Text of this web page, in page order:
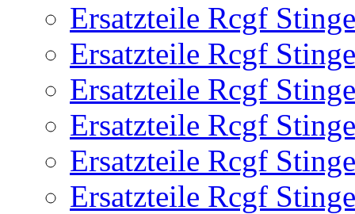
Ersatzteile Rcgf
Ersatzteile Rcgf
Ersatzteile Rcgf
Ersatzteile Rcgf
Ersatzteile Rcgf
Ersatzteile Rcgf